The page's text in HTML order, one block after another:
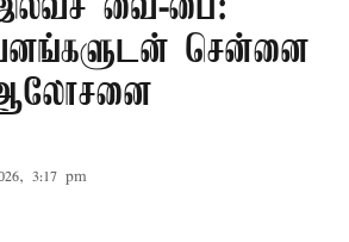
வை-பை:
சென்னை
ஆலோசனை
3:17 pm